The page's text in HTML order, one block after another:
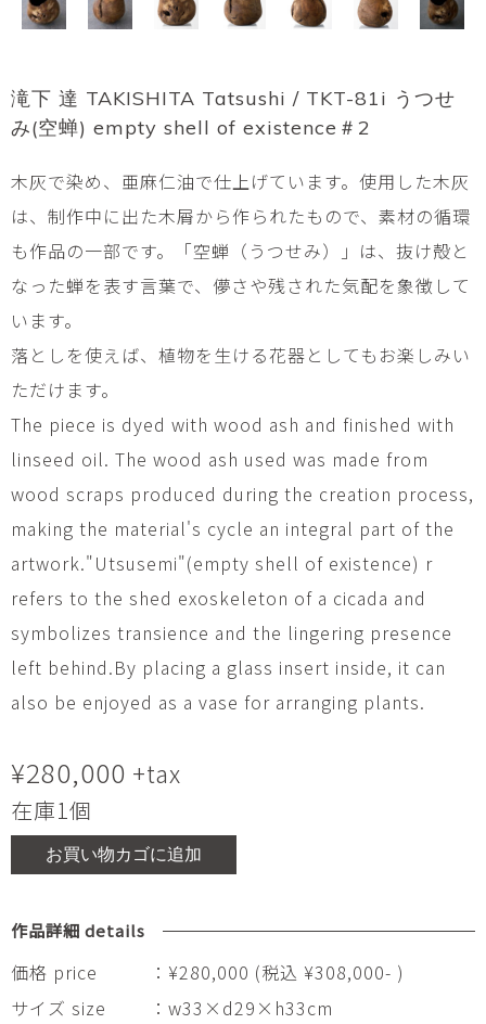
滝下 達 TAKISHITA Tatsushi / TKT-81i うつせ
み(空蝉) empty shell of existence＃2
木灰で染め、亜麻仁油で仕上げています。使用した木灰
は、制作中に出た木屑から作られたもので、素材の循環
も作品の一部です。「空蝉（うつせみ）」は、抜け殻と
なった蝉を表す言葉で、儚さや残された気配を象徴して
います。
落としを使えば、植物を生ける花器としてもお楽しみい
ただけます。
The piece is dyed with wood ash and finished with
linseed oil. The wood ash used was made from
wood scraps produced during the creation process,
making the material's cycle an integral part of the
artwork."Utsusemi"(empty shell of existence) r
refers to the shed exoskeleton of a cicada and
symbolizes transience and the lingering presence
left behind.By placing a glass insert inside, it can
also be enjoyed as a vase for arranging plants.
¥280,000 +tax
在庫1個
お買い物カゴに追加
作品詳細 details
価格 price
：¥280,000 (税込 ¥308,000- )
サイズ size
：w33×d29×h33cm